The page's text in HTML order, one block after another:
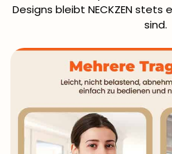
Designs bleibt NECKZEN
sind.